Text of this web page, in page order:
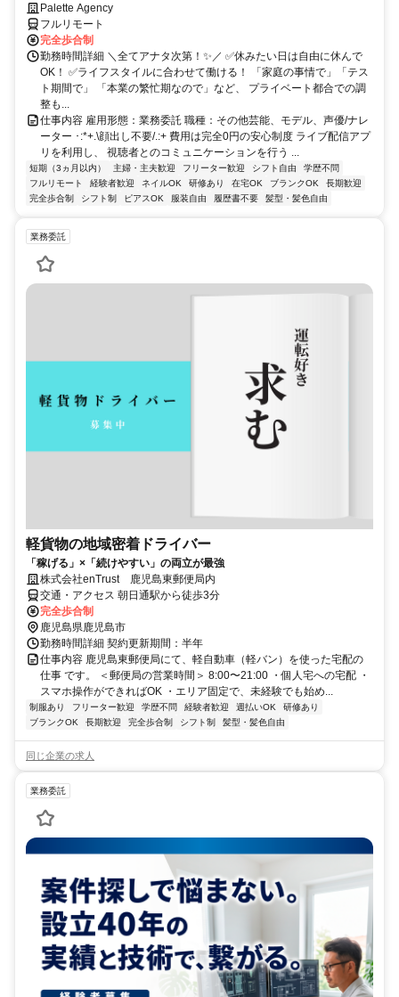
Palette Agency
フルリモート
完全歩合制
勤務時間詳細 ＼全てアナタ次第！✨／ ✅休みたい日は自由に休んで
OK！ ✅ライフスタイルに合わせて働ける！ 「家庭の事情で」「テス
ト期間で」 「本業の繁忙期なので」など、 プライベート都合での調
整も...
仕事内容 雇用形態：業務委託 職種：その他芸能、モデル、声優/ナレ
ーター ･:*+.\顔出し不要/.:+ 費用は完全0円の安心制度 ライブ配信アプ
リを利用し、 視聴者とのコミュニケーションを行う ...
短期（3ヵ月以内） 主婦・主夫歓迎 フリーター歓迎 シフト自由
学歴不問
フルリモート
経験者歓迎 ネイルOK 研修あり 在宅OK ブランクOK
長期歓迎
完全歩合制
シフト制 ピアスOK 服装自由 履歴書不要 髪型・髪色自由
業務委託
軽貨物の地域密着ドライバー
「稼げる」×「続けやすい」の両立が最強
株式会社enTrust 鹿児島東郵便局内
交通・アクセス 朝日通駅から徒歩3分
完全歩合制
鹿児島県鹿児島市
勤務時間詳細 契約更新期間：半年
仕事内容 鹿児島東郵便局にて、軽自動車（軽バン）を使った宅配の
仕事 です。 ＜郵便局の営業時間＞ 8:00〜21:00 ・個人宅への宅配 ・
スマホ操作ができればOK ・エリア固定で、未経験でも始め...
制服あり フリーター歓迎 学歴不問 経験者歓迎 週払いOK
研修あり
ブランクOK
長期歓迎 完全歩合制 シフト制 髪型・髪色自由
同じ企業の求人
業務委託